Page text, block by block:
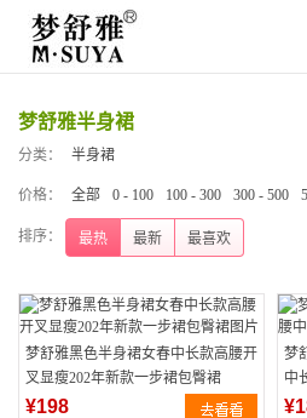
梦舒雅半身裙
分类： 半身裙
价格： 全部 0 - 100 100 - 300 300 - 500
排序： 最热 最新 最喜欢
梦舒雅黑色半身裙女春中长款高腰开
叉显瘦202年新款一步裙包臀裙
¥198
梦
中